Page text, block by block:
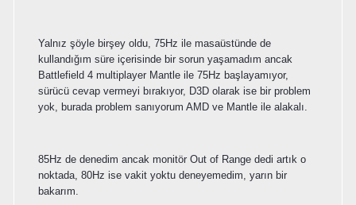
Yalnız şöyle birşey oldu, 75Hz ile masaüstünde de
kullandığım süre içerisinde bir sorun yaşamadım ancak
Battlefield 4 multiplayer Mantle ile 75Hz başlayamıyor,
sürücü cevap vermeyi bırakıyor, D3D olarak ise bir problem
yok, burada problem sanıyorum AMD ve Mantle ile alakalı.
85Hz de denedim ancak monitör Out of Range dedi artık o
noktada, 80Hz ise vakit yoktu deneyemedim, yarın bir
bakarım.